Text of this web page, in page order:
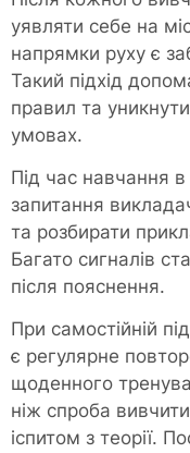
уявляти себе на
напрямки руху є
Такий підхід
правил та
умовах.
Під час навчання
запитання
та розбирати
Багато сигналів
після пояснення.
При самостійній
є регулярне
щоденного
ніж спроба
іспитом з теорії.